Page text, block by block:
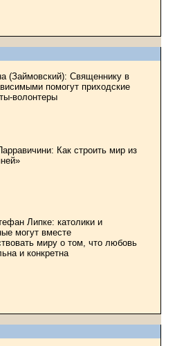
(Займовский): Священнику в
помогут приходские
волонтеры
Как строить мир из
Липке: католики и
могут вместе
миру о том, что любовь
и конкретна